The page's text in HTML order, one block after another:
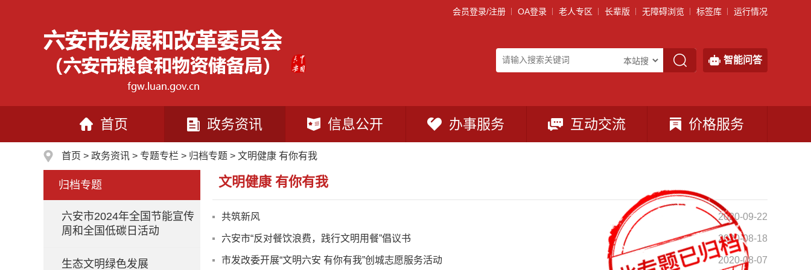
会员登录/注册 OA登录 老人专区 长辈版 无障碍浏览 标签库 运行情况
智能问答
首页 政务资讯 信息公开 办事服务 互动交流 价格服务
首页 > 政务资讯 > 专题专栏 > 归档专题 > 文明健康 有你有我
归档专题
六安市2024年全国节能宣传
周和全国低碳日活动
生态文明绿色发展
文明健康 有你有我
共筑新风 2020-09-22
六安市“反对餐饮浪费，践行文明用餐”倡议书 2020-08-18
市发改委开展“文明六安 有你有我”创城志愿服务活动 2020-08-07